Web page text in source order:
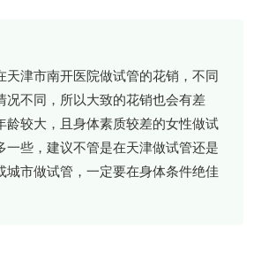
天津市南开医院做试管的花销，不同
况不同，所以大致的花销也会有差
龄较大，且身体素质较差的女性做试
一些，建议不管是在天津做试管还是
城市做试管，一定要在身体条件绝佳